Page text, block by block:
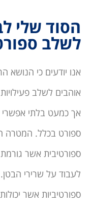
הסוד שלי
לשלב
אנו יודעים כי הנושא
אוהבים לשלב
אך כמעט בלתי אפשרי
ספורט בכלל. המטרה
ספורטיבית אשר
לעבוד על שרירי
ספורטיביות אשר